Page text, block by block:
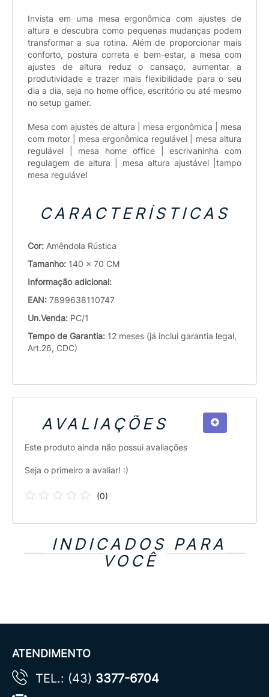
Invista em uma mesa ergonômica com ajustes de
altura e descubra como pequenas mudanças podem
transformar a sua rotina. Além de proporcionar mais
conforto, postura correta e bem-estar, a mesa com
ajustes de altura reduz o cansaço, aumentar a
produtividade e trazer mais flexibilidade para o seu
dia a dia, seja no home office, escritório ou até mesmo
no setup gamer.
Mesa com ajustes de altura | mesa ergonômica | mesa
com motor | mesa ergonômica regulável | mesa altura
regulável | mesa home office | escrivaninha com
regulagem de altura | mesa altura ajustável |tampo
mesa regulável
CARACTERÍSTICAS
Cor: Amêndola Rústica
Tamanho: 140 x 70 CM
Informação adicional:
EAN: 7899638110747
Un.Venda: PC/1
Tempo de Garantia: 12 meses (já inclui garantia legal,
Art.26, CDC)
AVALIAÇÕES
Este produto ainda não possui avaliações
Seja o primeiro a avaliar! :)
(0)
INDICADOS PARA
VOCÊ
ATENDIMENTO
TEL.: (43) 3377-6704